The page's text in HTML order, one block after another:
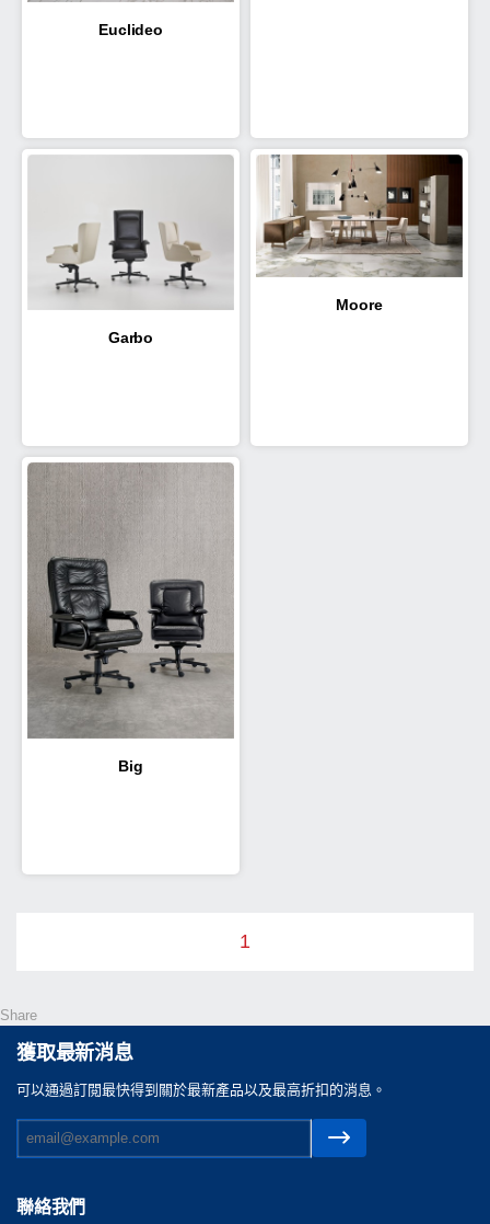
Euclideo
Garbo
Moore
Big
1
Share
獲取最新消息
可以通過訂閲最快得到關於最新產品以及最高折扣的消息。
聯絡我們